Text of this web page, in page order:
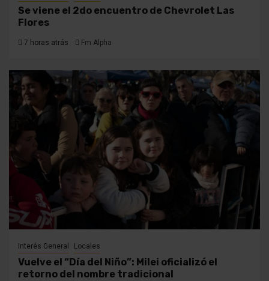
Se viene el 2do encuentro de Chevrolet Las
Flores
7 horas atrás Fm Alpha
Interés General Locales
Vuelve el “Día del Niño”: Milei oficializó el
retorno del nombre tradicional